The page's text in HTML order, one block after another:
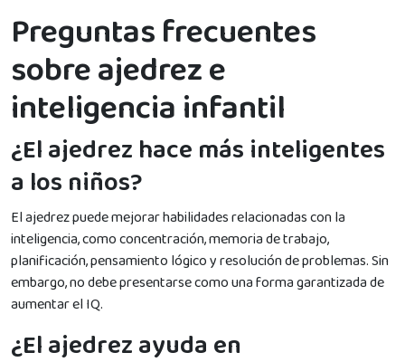
Preguntas frecuentes
sobre ajedrez e
inteligencia infantil
¿El ajedrez hace más inteligentes
a los niños?
El ajedrez puede mejorar habilidades relacionadas con la
inteligencia, como concentración, memoria de trabajo,
planificación, pensamiento lógico y resolución de problemas. Sin
embargo, no debe presentarse como una forma garantizada de
aumentar el IQ.
¿El ajedrez ayuda en